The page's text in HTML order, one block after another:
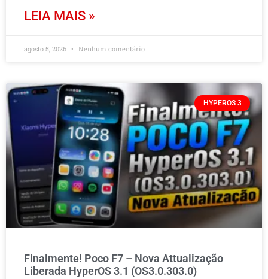
LEIA MAIS »
agosto 5, 2026 Nenhum comentário
HYPEROS 3
Finalmente! Poco F7 – Nova Attualização
Liberada HyperOS 3.1 (OS3.0.303.0)